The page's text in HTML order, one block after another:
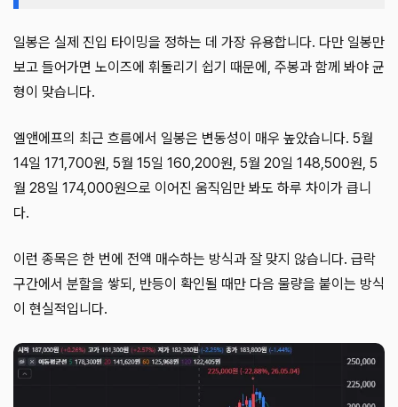
일봉은 실제 진입 타이밍을 정하는 데 가장 유용합니다. 다만 일봉만
보고 들어가면 노이즈에 휘둘리기 쉽기 때문에, 주봉과 함께 봐야 균
형이 맞습니다.
엘앤에프의 최근 흐름에서 일봉은 변동성이 매우 높았습니다. 5월
14일 171,700원, 5월 15일 160,200원, 5월 20일 148,500원, 5
월 28일 174,000원으로 이어진 움직임만 봐도 하루 차이가 큽니
다.
이런 종목은 한 번에 전액 매수하는 방식과 잘 맞지 않습니다. 급락
구간에서 분할을 쌓되, 반등이 확인될 때만 다음 물량을 붙이는 방식
이 현실적입니다.